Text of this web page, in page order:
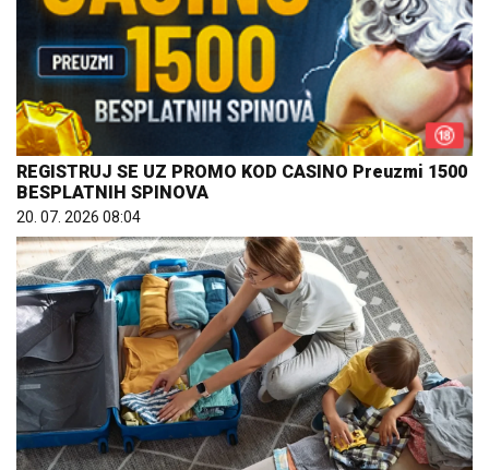
REGISTRUJ SE UZ PROMO KOD CASINO Preuzmi 1500
BESPLATNIH SPINOVA
20. 07. 2026 08:04